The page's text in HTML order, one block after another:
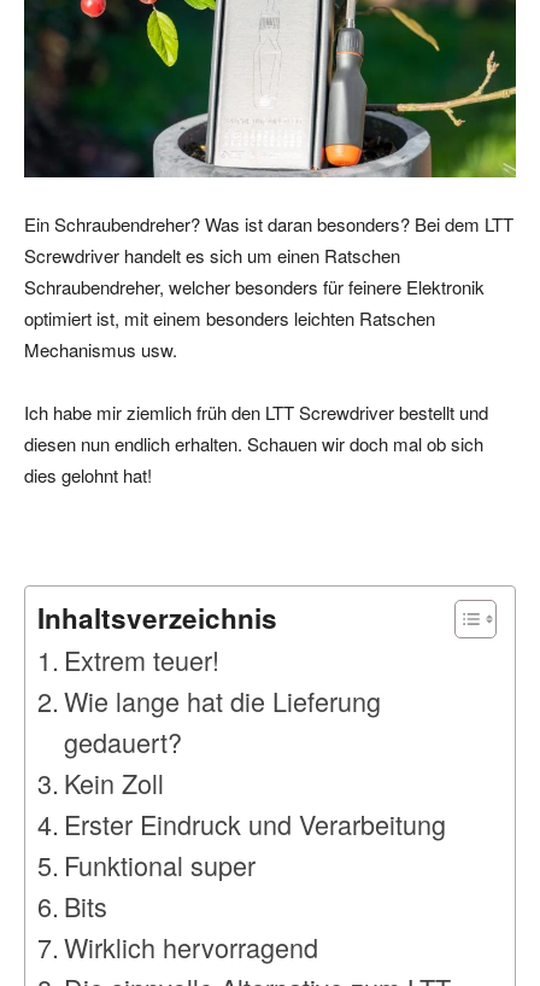
Ein Schraubendreher? Was ist daran besonders? Bei dem LTT
Screwdriver handelt es sich um einen Ratschen
Schraubendreher, welcher besonders für feinere Elektronik
optimiert ist, mit einem besonders leichten Ratschen
Mechanismus usw.
Ich habe mir ziemlich früh den LTT Screwdriver bestellt und
diesen nun endlich erhalten. Schauen wir doch mal ob sich
dies gelohnt hat!
Inhaltsverzeichnis
Extrem teuer!
Wie lange hat die Lieferung
gedauert?
Kein Zoll
Erster Eindruck und Verarbeitung
Funktional super
Bits
Wirklich hervorragend